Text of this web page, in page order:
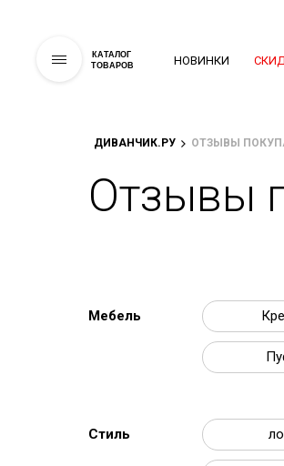
КАТАЛОГ
ТОВАРОВ
НОВИНКИ
ДИВАНЧИК.РУ ОТЗЫВЫ
Отзывы
Мебель
Стиль